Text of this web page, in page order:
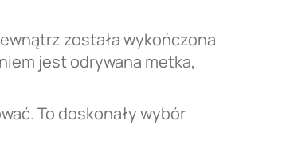
została wykończona
jest odrywana metka,
To doskonały wybór